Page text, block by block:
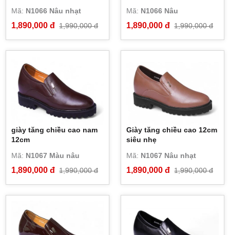
Mã: N1066 Nâu nhạt
1,890,000 đ 1,990,000 đ
Mã: N1066 Nâu
1,890,000 đ 1,990,000 đ
giày tăng chiều cao nam
12cm
Mã: N1067 Màu nâu
1,890,000 đ 1,990,000 đ
Giày tăng chiều cao 12cm
siêu nhẹ
Mã: N1067 Nâu nhạt
1,890,000 đ 1,990,000 đ